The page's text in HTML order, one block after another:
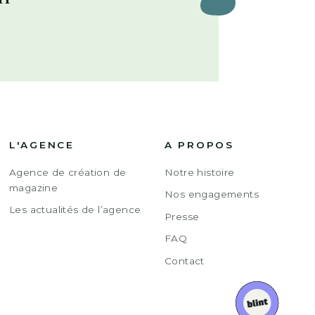
L'AGENCE
Agence de création de
magazine
Les actualités de l’agence
A PROPOS
Notre histoire
Nos engagements
Presse
FAQ
Contact